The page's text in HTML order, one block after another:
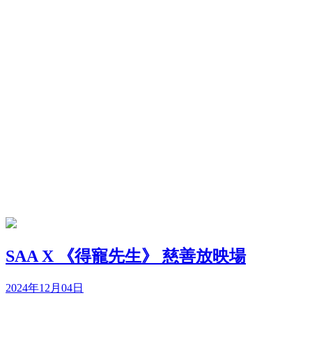
SAA X 《得寵先生》 慈善放映場
2024年12月04日